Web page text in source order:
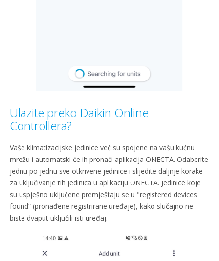
Ulazite preko Daikin Online
Controllera?
Vaše klimatizacijske jedinice već su spojene na vašu kućnu
mrežu i automatski će ih pronaći aplikacija ONECTA. Odaberite
jednu po jednu sve otkrivene jedinice i slijedite daljnje korake
za uključivanje tih jedinica u aplikaciju ONECTA. Jedinice koje
su uspješno uključene premještaju se u "registered devices
found“ (pronađene registrirane uređaje), kako slučajno ne
biste dvaput uključili isti uređaj.